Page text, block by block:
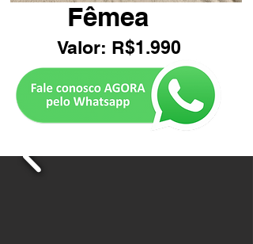
Fêmea
Valor: R$1.990
Botão Pug